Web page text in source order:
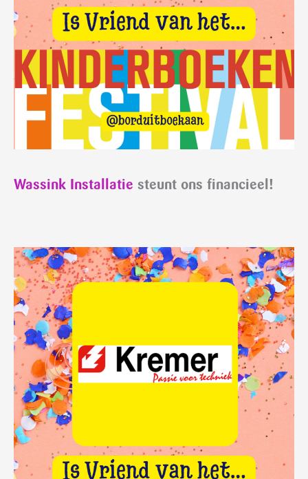
Wassink Installatie steunt ons financieel!